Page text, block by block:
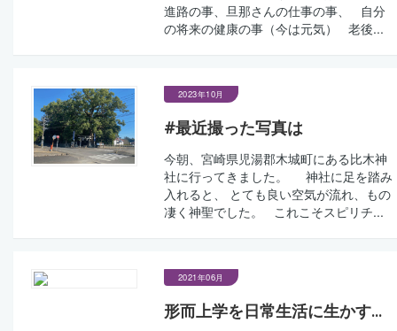
進路の事、旦那さんの仕事の事、 自分
の将来の健康の事（今は元気） 老後...
2023年10月
#最近撮った写真は
今朝、宮崎県児湯郡木城町にある比木神
社に行ってきました。 神社に足を踏み
入れると、 とても良い空気が流れ、もの
凄く神聖でした。 これこそスピリチ...
2021年06月
形而上学を日常生活に生かす...